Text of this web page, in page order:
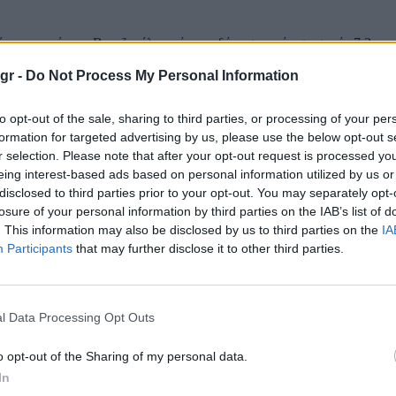
- Do Not Process My Personal Information
opt-out of the sale, sharing to third parties, or processing of your
for targeted advertising by us, please use the below opt-out
selection. Please note that after your opt-out request is processed
interest-based ads based on personal information utilized by us
to third parties prior to your opt-out. You may separately
of your personal information by third parties on the IAB’s list of
This information may also be disclosed by us to third parties on the
Participants that may further disclose it to other third parties.
Data Processing Opt Outs
opt-out of the Sharing of my personal data.
παραμένει η Βενεζουέλα από τους δύο ισχυρούς σεισμούς 7,2 και
έρχονται από τη Βενεζουέλα και κυρίως από το Καράκας και...
το μετά στη Βενεζουέλα: Δορυφορικές
το μέγεθος της καταστροφής από τον σεισμό
εικόνες που ήρθαν στο φως της δημοσιότητας αποκάλυψαν τις
από τον σεισμό στη Βενεζουέλα. Οι δορυφορικές εικόνες
παραθαλάσσια πόλη κοντά στο Καράκας, στη Βενεζουέλα, οι οποίες
κυριολεκτικά μετά...
και πόσο σπάνια συμβαίνουν
σεισμοί που έπληξαν την Βενεζουέλα, προκαλώντας τον θάνατο